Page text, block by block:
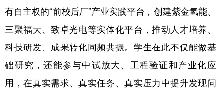
有自主权的“前校后厂”产业实践平台，创建紫金氢能、
三聚福大、致卓光电等实体化平台，推动人才培养、
科技研发、成果转化同频共振。学生在此不仅能做基
础研究，还能参与中试放大、工程验证和产业化应
用，在真实需求、真实任务、真实压力中提升发现问